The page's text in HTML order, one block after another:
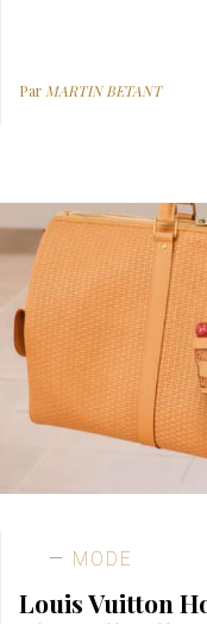
Par MARTIN BETANT
MODE
Louis Vuitton